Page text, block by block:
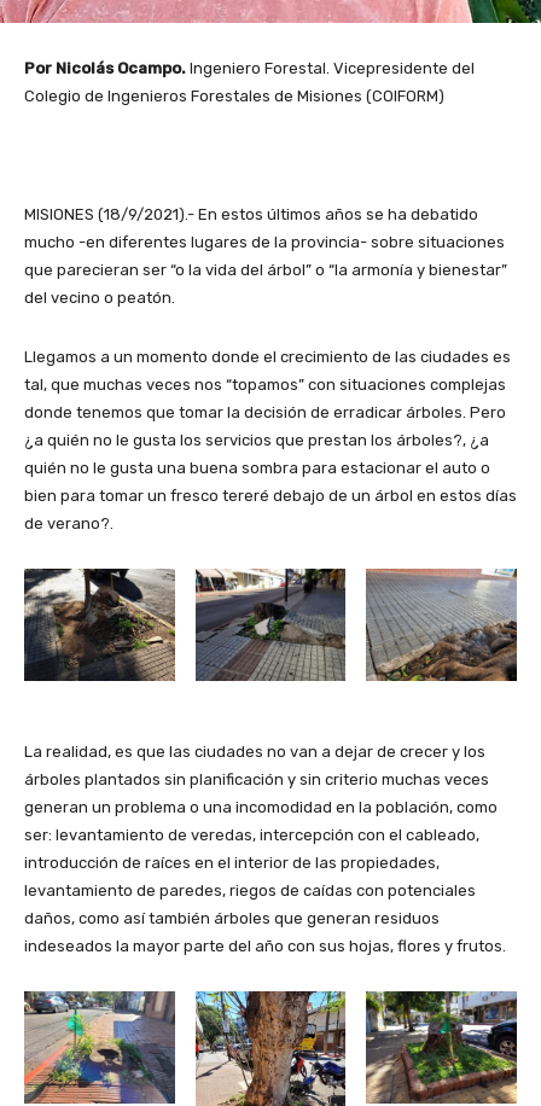
Por Nicolás Ocampo. Ingeniero Forestal. Vicepresidente del
Colegio de Ingenieros Forestales de Misiones (COIFORM)
MISIONES (18/9/2021).- En estos últimos años se ha debatido
mucho -en diferentes lugares de la provincia- sobre situaciones
que parecieran ser “o la vida del árbol” o “la armonía y bienestar”
del vecino o peatón.
Llegamos a un momento donde el crecimiento de las ciudades es
tal, que muchas veces nos “topamos” con situaciones complejas
donde tenemos que tomar la decisión de erradicar árboles. Pero
¿a quién no le gusta los servicios que prestan los árboles?, ¿a
quién no le gusta una buena sombra para estacionar el auto o
bien para tomar un fresco tereré debajo de un árbol en estos días
de verano?.
La realidad, es que las ciudades no van a dejar de crecer y los
árboles plantados sin planificación y sin criterio muchas veces
generan un problema o una incomodidad en la población, como
ser: levantamiento de veredas, intercepción con el cableado,
introducción de raíces en el interior de las propiedades,
levantamiento de paredes, riegos de caídas con potenciales
daños, como así también árboles que generan residuos
indeseados la mayor parte del año con sus hojas, flores y frutos.